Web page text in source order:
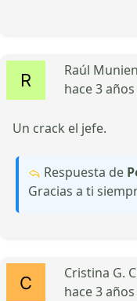
Raúl
hace 3 años
Un crack el jefe.
Respuesta de
Gracias a ti
Cristina G.
hace 3 años